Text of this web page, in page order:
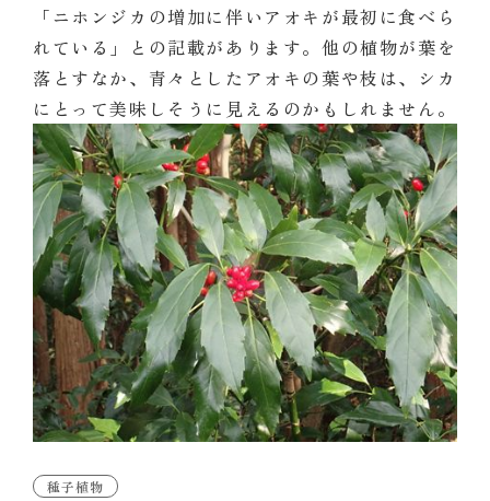
「ニホンジカの増加に伴いアオキが最初に食べら
れている」との記載があります。他の植物が葉を
落とすなか、青々としたアオキの葉や枝は、シカ
にとって美味しそうに見えるのかもしれません。
種子植物